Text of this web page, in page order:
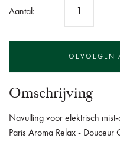
Aantal:
Omschrijving
Navulling voor elektrisch
Paris Aroma Relax - Douceur